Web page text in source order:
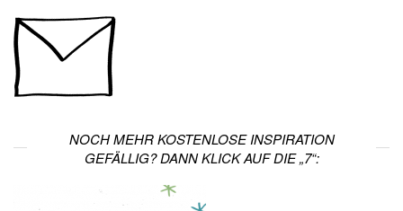
NOCH MEHR KOSTENLOSE INSPIRATION
GEFÄLLIG? DANN KLICK AUF DIE „7“: